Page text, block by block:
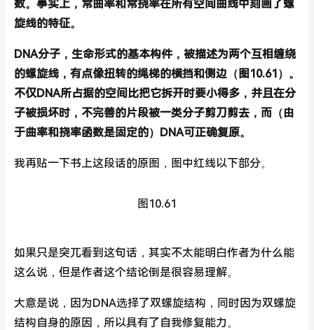
数。事实上，常曲率和常挠率在所有空间曲线中刻画了螺
旋线的特征。
DNA分子，生命形式的基本构件，被描述为两个互相缠绕
的螺旋线，有点像扭转的绳梯的横挡和侧边（图10.61）。
不仅DNA所占据的空间比把它拆开时要小得多，并且在分
子被损坏时，不完善的片段被一类分子剪刀剪去，而（由
于曲率和挠率函数是固定的）DNA可正确复原。
我再贴一下书上这段话的原图，图中红线以下部分。
图10.61
如果只是突兀看到这句话，其实不太能明白作者为什么能
这么说，但是作者这个结论倒是很容易理解。
大意是说，因为DNA选择了双螺旋结构，同时因为双螺旋
结构自身的原因，所以具有了自我修复能力。